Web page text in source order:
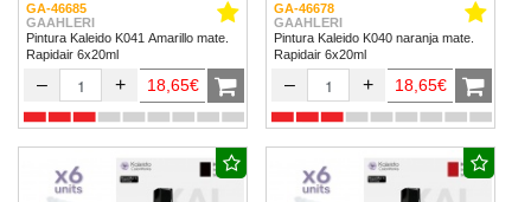
GA-46685
GAAHLERI
Pintura Kaleido K041 Amarillo mate.
Rapidair 6x20ml
– + 18,65€
GA-46678
GAAHLERI
Pintura Kaleido K040 naranja mate.
Rapidair 6x20ml
– + 18,65€